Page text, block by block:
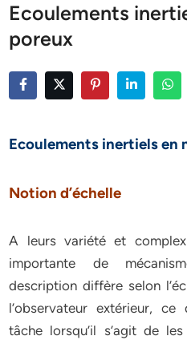
Ecoulements
poreux
Ecoulements inertiels en
Notion d’échelle
A leurs variété et
importante de
description diffère selon
l’observateur extérieur,
tâche lorsqu’il s’agit de